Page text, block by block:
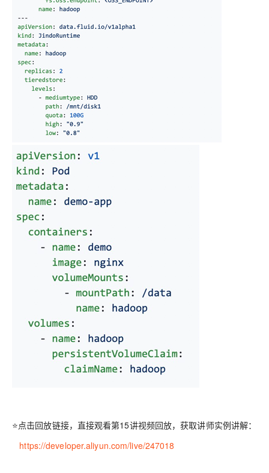
⭐点击回放链接，直接观看第15讲视频回放，获取讲师实例讲解：
https://developer.aliyun.com/live/247018